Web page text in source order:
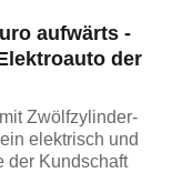
aufwärts -
der
Zwölfzylinder-
elektrisch und
der Kundschaft